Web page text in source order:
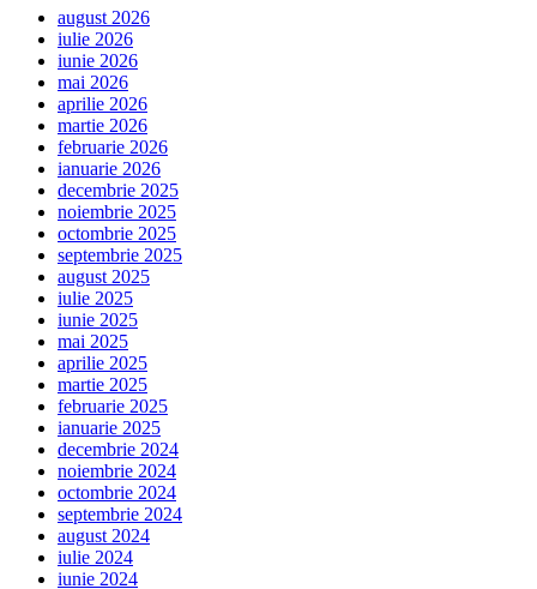
august 2026
iulie 2026
iunie 2026
mai 2026
aprilie 2026
martie 2026
februarie 2026
ianuarie 2026
decembrie 2025
noiembrie 2025
octombrie 2025
septembrie 2025
august 2025
iulie 2025
iunie 2025
mai 2025
aprilie 2025
martie 2025
februarie 2025
ianuarie 2025
decembrie 2024
noiembrie 2024
octombrie 2024
septembrie 2024
august 2024
iulie 2024
iunie 2024